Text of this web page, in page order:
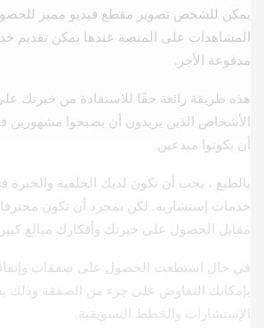
يمكن للشخص تصوير مقطع فيديو مميز
المشاهدات على المنصة عندها يمكن تقديم
مدفوعة الأجر.
هذه طريقة رائعة حقًا للاستفادة من خبرتك
أن يكونوا مبدعين.
بالطبع ، يجب أن تكون لديك الخلفية والخبرة
خدمات إستشارية. لكن بمجرد أن تكون
مقابل الحصول على خبرتك وأفكارك مبالغ
في حال استطعت الحصول على صفقات
بإمكانك التفاوض على جزء من الصفقة وذلك
الإستشارات والخطط التسويقية.